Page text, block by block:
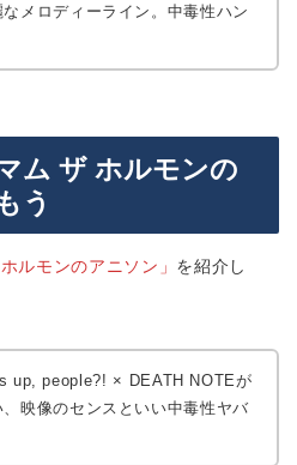
メロディーライン。中毒性ハン
ム ザ ホルモンの
う
ルモンのアニソン」 を紹介し
up, people?! × DEATH NOTEが
映像のセンスといい中毒性ヤバ